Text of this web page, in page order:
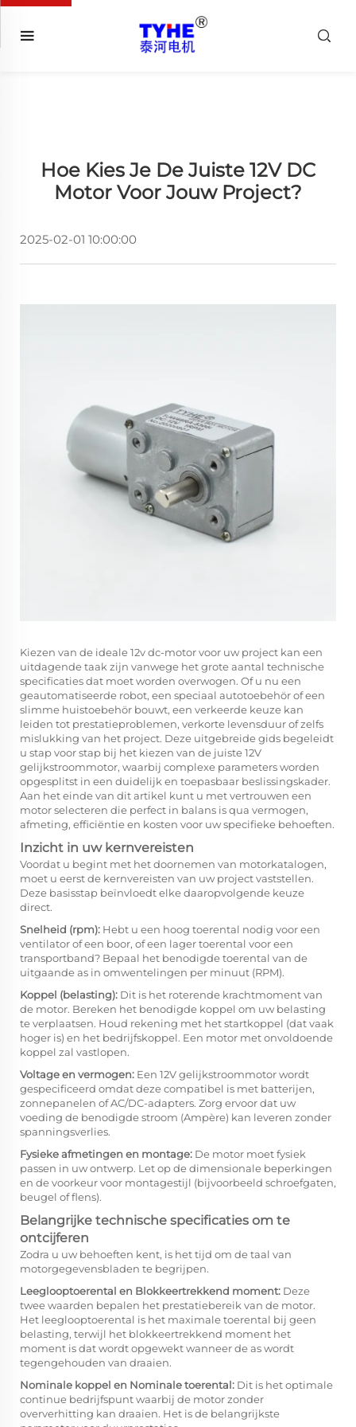
Hoe Kies Je De Juiste 12V DC
Motor Voor Jouw Project?
2025-02-01 10:00:00
Kiezen van de ideale12v dc-motorvoor uw project kan een
uitdagende taak zijn vanwege het grote aantal technische
specificaties dat moet worden overwogen. Of u nu een
geautomatiseerde robot, een speciaal autotoebehör of een
slimme huistoebehör bouwt, een verkeerde keuze kan
leiden tot prestatieproblemen, verkorte levensduur of zelfs
mislukking van het project. Deze uitgebreide gids begeleidt
u stap voor stap bij het kiezen van de juiste 12V
gelijkstroommotor, waarbij complexe parameters worden
opgesplitst in een duidelijk en toepasbaar beslissingskader.
Aan het einde van dit artikel kunt u met vertrouwen een
motor selecteren die perfect in balans is qua vermogen,
afmeting, efficiëntie en kosten voor uw specifieke behoeften.
Inzicht in uw kernvereisten
Voordat u begint met het doornemen van motorkatalogen,
moet u eerst de kernvereisten van uw project vaststellen.
Deze basisstap beïnvloedt elke daaropvolgende keuze
direct.
Snelheid (rpm): Hebt u een hoog toerental nodig voor een
ventilator of een boor, of een lager toerental voor een
transportband? Bepaal het benodigde toerental van de
uitgaande as in omwentelingen per minuut (RPM).
Koppel (belasting): Dit is het roterende krachtmoment van
de motor. Bereken het benodigde koppel om uw belasting
te verplaatsen. Houd rekening met het startkoppel (dat vaak
hoger is) en het bedrijfskoppel. Een motor met onvoldoende
koppel zal vastlopen.
Voltage en vermogen: Een 12V gelijkstroommotor wordt
gespecificeerd omdat deze compatibel is met batterijen,
zonnepanelen of AC/DC-adapters. Zorg ervoor dat uw
voeding de benodigde stroom (Ampère) kan leveren zonder
spanningsverlies.
Fysieke afmetingen en montage: De motor moet fysiek
passen in uw ontwerp. Let op de dimensionale beperkingen
en de voorkeur voor montagestijl (bijvoorbeeld schroefgaten,
beugel of flens).
Belangrijke technische specificaties om te
ontcijferen
Zodra u uw behoeften kent, is het tijd om de taal van
motorgegevensbladen te begrijpen.
Leeglooptoerental en Blokkeertrekkend moment: Deze
twee waarden bepalen het prestatiebereik van de motor.
Het leeglooptoerental is het maximale toerental bij geen
belasting, terwijl het blokkeertrekkend moment het
moment is dat wordt opgewekt wanneer de as wordt
tegengehouden van draaien.
Nominale koppel en Nominale toerental: Dit is het optimale
continue bedrijfspunt waarbij de motor zonder
oververhitting kan draaien. Het is de belangrijkste